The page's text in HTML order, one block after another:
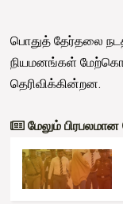
பொதுத் தேர்தலை
நியமனங்கள்
தெரிவிக்கின்றன.
மேலும்